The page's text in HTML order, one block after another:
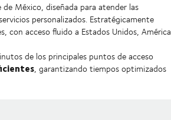
México, diseñada para atender las
personalizados. Estratégicamente
con acceso fluido a Estados Unidos, América
de los principales puntos de acceso
, garantizando tiempos optimizados